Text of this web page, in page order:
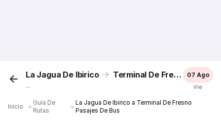
La Jagua De Ibirico Terminal De Fresno
...
07 Ago
Vie
Inicio ＞
Guía De
Rutas
＞
La Jagua De Ibirico a Terminal De Fresno
Pasajes De Bus